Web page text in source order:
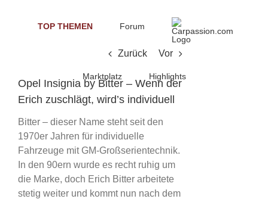
TOP THEMEN Forum
Marktplatz Highlights
Zurück Vor
Opel Insignia by Bitter – Wenn der
Erich zuschlägt, wird’s individuell
Bitter – dieser Name steht seit den
1970er Jahren für individuelle
Fahrzeuge mit GM-Großserientechnik.
In den 90ern wurde es recht ruhig um
die Marke, doch Erich Bitter arbeitete
stetig weiter und kommt nun nach dem